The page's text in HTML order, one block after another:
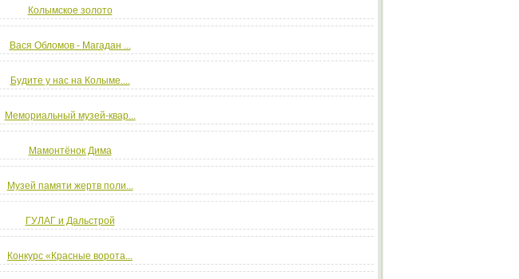
Колымское золото
Вася Обломов - Магадан ...
Будите у нас на Колыме....
Мемориальный музей-квар...
Мамонтёнок Дима
Музей памяти жертв поли...
ГУЛАГ и Дальстрой
Конкурс «Красные ворота...